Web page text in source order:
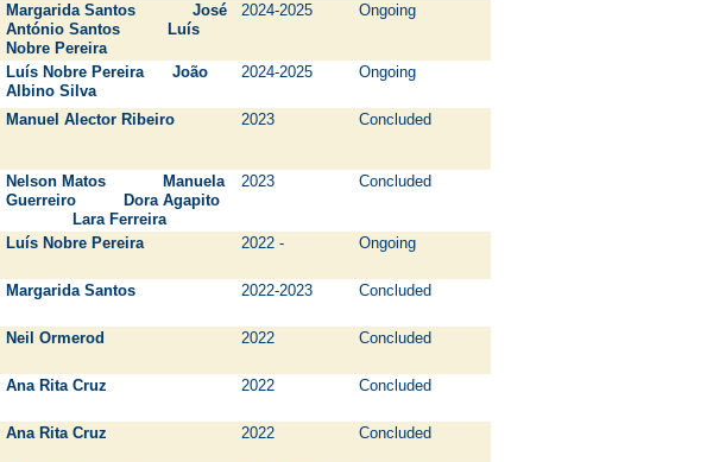
Margarida Santos José
António Santos Luís
Nobre Pereira
2024-2025 Ongoing
Luís Nobre Pereira João
Albino Silva
2024-2025 Ongoing
Manuel Alector Ribeiro 2023 Concluded
Nelson Matos Manuela
Guerreiro Dora Agapito
Lara Ferreira
2023 Concluded
Luís Nobre Pereira 2022 - Ongoing
Margarida Santos 2022-2023 Concluded
Neil Ormerod 2022 Concluded
Ana Rita Cruz 2022 Concluded
Ana Rita Cruz 2022 Concluded